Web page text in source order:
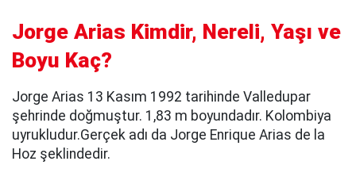
Jorge Arias Kimdir, Nereli, Yaşı ve
Boyu Kaç?
Jorge Arias 13 Kasım 1992 tarihinde Valledupar
şehrinde doğmuştur. 1,83 m boyundadır. Kolombiya
uyrukludur.Gerçek adı da Jorge Enrique Arias de la
Hoz şeklindedir.